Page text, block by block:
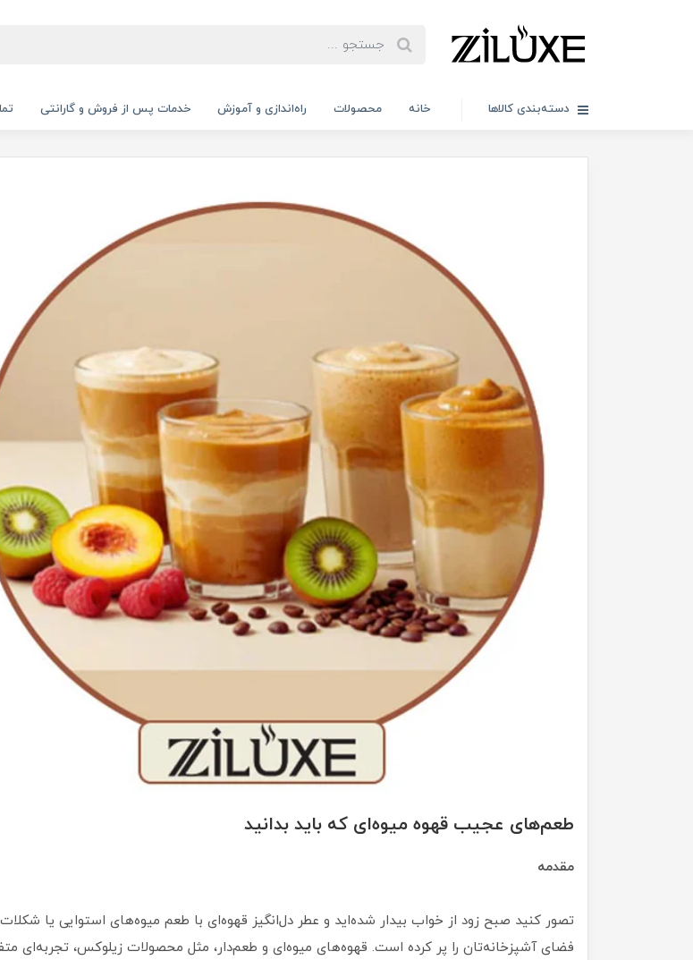
دسته‌بندی کالاها خانه محصولات راه‌اندازی و آموزش خدمات پس از فروش و گارانتی
طعم‌های عجیب قهوه میوه‌ای که باید بدانید
مقدمه
تصور کنید صبح زود از خواب بیدار شده‌اید و عطر دل‌انگیز قهوه‌ای با طعم میوه‌های استوایی یا
فضای آشپزخانه‌تان را پر کرده است. قهوه‌های میوه‌ای و طعم‌دار، مثل محصولات زیلوکس، تجربه‌ای